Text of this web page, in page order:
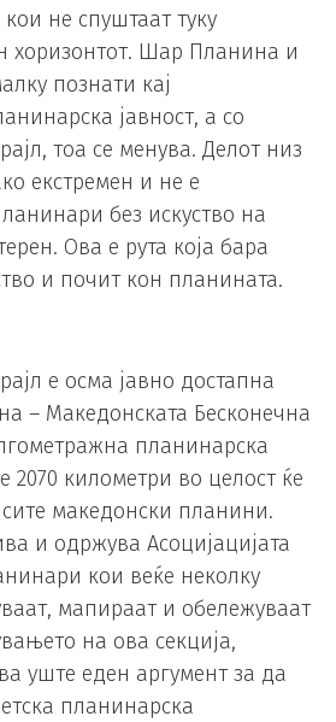
не спуштаат туку
хоризонтот. Шар Планина и
познати кај
јавност, а со
тоа се менува. Делот низ
екстремен и не е
без искуство на
Ова е рута која бара
и почит кон планината.
е осма јавно достапна
– Македонската Бесконечна
планинарска
2070 километри во целост ќе
македонски планини.
и одржува Асоцијацијата
кои веќе неколку
мапираат и обележуваат
на ова секција,
уште еден аргумент за да
планинарска